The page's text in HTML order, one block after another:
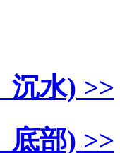
沉水) >>
底部) >>